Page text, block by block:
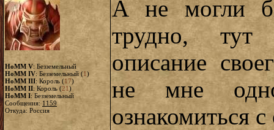
HoMM V: Безземельный
HoMM IV: Безземельный (1)
HoMM III: Король (17)
HoMM II: Король (21)
HoMM I: Безземельный
Сообщения: 1159
Откуда: Россия
А не могли
трудно, тут
описание
не мне
ознакомиться